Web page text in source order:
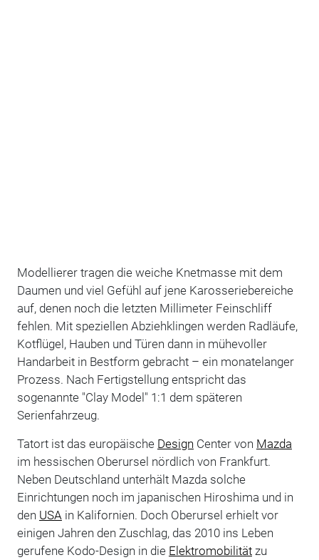
Modellierer tragen die weiche Knetmasse mit dem
Daumen und viel Gefühl auf jene Karosseriebereiche
auf, denen noch die letzten Millimeter Feinschliff
fehlen. Mit speziellen Abziehklingen werden Radläufe,
Kotflügel, Hauben und Türen dann in mühevoller
Handarbeit in Bestform gebracht – ein monatelanger
Prozess. Nach Fertigstellung entspricht das
sogenannte "Clay Model" 1:1 dem späteren
Serienfahrzeug.
Tatort ist das europäische Design Center von Mazda
im hessischen Oberursel nördlich von Frankfurt.
Neben Deutschland unterhält Mazda solche
Einrichtungen noch im japanischen Hiroshima und in
den USA in Kalifornien. Doch Oberursel erhielt vor
einigen Jahren den Zuschlag, das 2010 ins Leben
gerufene Kodo-Design in die Elektromobilitätzu